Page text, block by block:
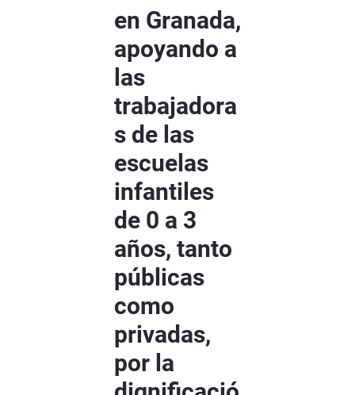
en Granada,
apoyando a
las
trabajadora
s de las
escuelas
infantiles
de 0 a 3
años, tanto
públicas
como
privadas,
por la